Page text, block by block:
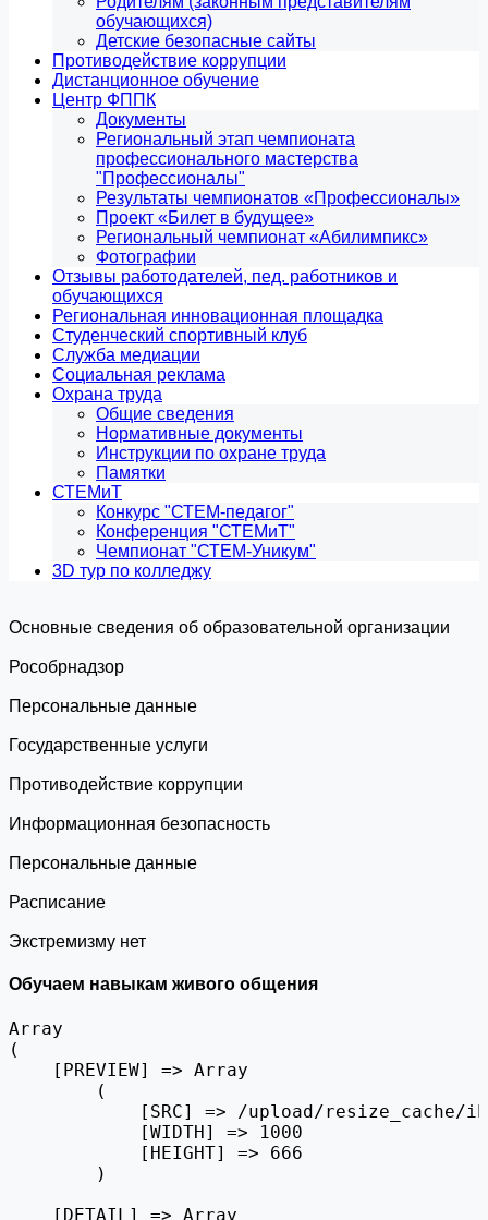
обучающихся)
Детские безопасные сайты
Противодействие коррупции
Дистанционное обучение
Центр ФППК
Документы
Региональный этап чемпионата
профессионального мастерства
"Профессионалы"
Результаты чемпионатов «Профессионалы»
Проект «Билет в будущее»
Региональный чемпионат «Абилимпикс»
Фотографии
Отзывы работодателей, пед. работников и
обучающихся
Региональная инновационная площадка
Студенческий спортивный клуб
Служба медиации
Социальная реклама
Охрана труда
Общие сведения
Нормативные документы
Инструкции по охране труда
Памятки
СТЕМиТ
Конкурс "СТЕМ-педагог"
Конференция "СТЕМиТ"
Чемпионат "СТЕМ-Уникум"
3D тур по колледжу
Основные сведения об образовательной организации
Роcобрнадзор
Персональные данные
Государственные услуги
Противодействие коррупции
Информационная безопасность
Персональные данные
Расписание
Экстремизму нет
Обучаем навыкам живого общения
Array
(
    [PREVIEW] => Array
        (
[SRC] => /upload/resize_cache/
            [WIDTH] => 1000
            [HEIGHT] => 666
        )
    [DETAIL] => Array